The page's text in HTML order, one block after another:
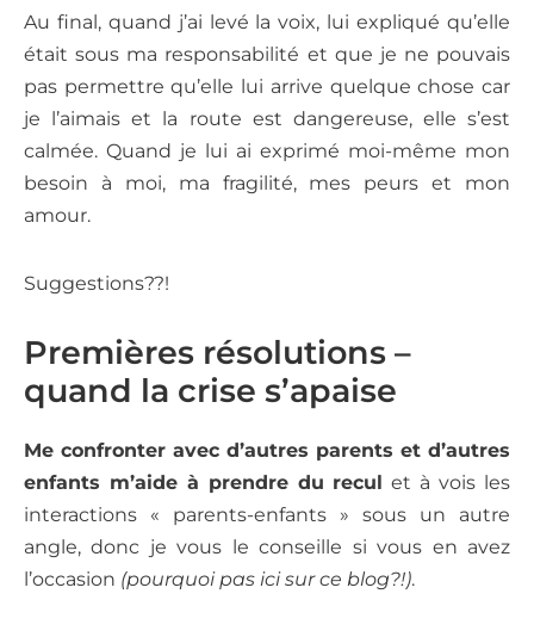
Au final, quand j’ai levé la voix, lui expliqué qu’elle
était sous ma responsabilité et que je ne pouvais
pas permettre qu’elle lui arrive quelque chose car
je l’aimais et la route est dangereuse, elle s’est
calmée. Quand je lui ai exprimé moi-même mon
besoin à moi, ma fragilité, mes peurs et mon
amour.
Suggestions??!
Premières résolutions –
quand la crise s’apaise
Me confronter avec d’autres parents et d’autres
enfants m’aide à prendre du recul et à vois les
interactions « parents-enfants » sous un autre
angle, donc je vous le conseille si vous en avez
l’occasion (pourquoi pas ici sur ce blog?!).